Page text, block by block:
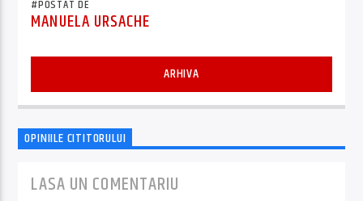
#POSTAT DE
MANUELA URSACHE
ARHIVA
OPINIILE CITITORULUI
LASA UN COMENTARIU